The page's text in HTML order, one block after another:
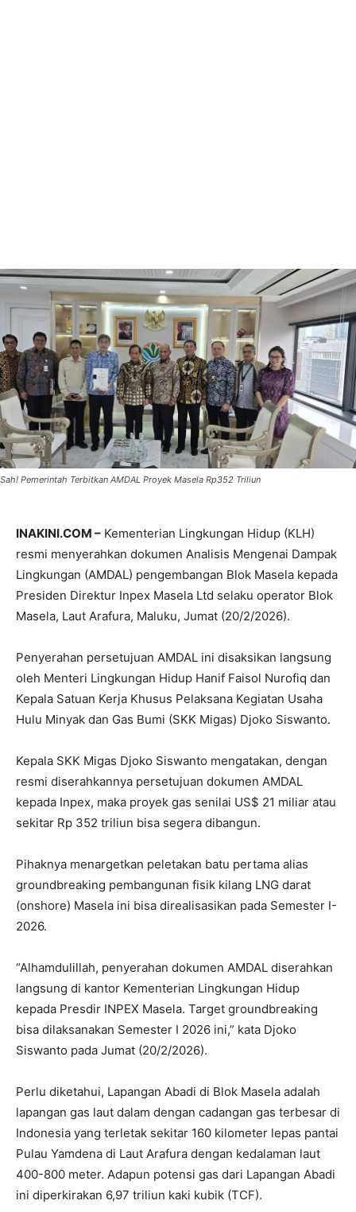
Sah! Pemerintah Terbitkan AMDAL Proyek Masela Rp352 Triliun
INAKINI.COM – Kementerian Lingkungan Hidup (KLH)
resmi menyerahkan dokumen Analisis Mengenai Dampak
Lingkungan (AMDAL) pengembangan Blok Masela kepada
Presiden Direktur Inpex Masela Ltd selaku operator Blok
Masela, Laut Arafura, Maluku, Jumat (20/2/2026).
Penyerahan persetujuan AMDAL ini disaksikan langsung
oleh Menteri Lingkungan Hidup Hanif Faisol Nurofiq dan
Kepala Satuan Kerja Khusus Pelaksana Kegiatan Usaha
Hulu Minyak dan Gas Bumi (SKK Migas) Djoko Siswanto.
Kepala SKK Migas Djoko Siswanto mengatakan, dengan
resmi diserahkannya persetujuan dokumen AMDAL
kepada Inpex, maka proyek gas senilai US$ 21 miliar atau
sekitar Rp 352 triliun bisa segera dibangun.
Pihaknya menargetkan peletakan batu pertama alias
groundbreaking pembangunan fisik kilang LNG darat
(onshore) Masela ini bisa direalisasikan pada Semester I-
2026.
“Alhamdulillah, penyerahan dokumen AMDAL diserahkan
langsung di kantor Kementerian Lingkungan Hidup
kepada Presdir INPEX Masela. Target groundbreaking
bisa dilaksanakan Semester I 2026 ini,” kata Djoko
Siswanto pada Jumat (20/2/2026).
Perlu diketahui, Lapangan Abadi di Blok Masela adalah
lapangan gas laut dalam dengan cadangan gas terbesar di
Indonesia yang terletak sekitar 160 kilometer lepas pantai
Pulau Yamdena di Laut Arafura dengan kedalaman laut
400-800 meter. Adapun potensi gas dari Lapangan Abadi
ini diperkirakan 6,97 triliun kaki kubik (TCF).